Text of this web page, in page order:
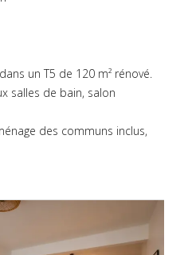
un T5 de 120 m² rénové.
salles de bain, salon
des communs inclus,